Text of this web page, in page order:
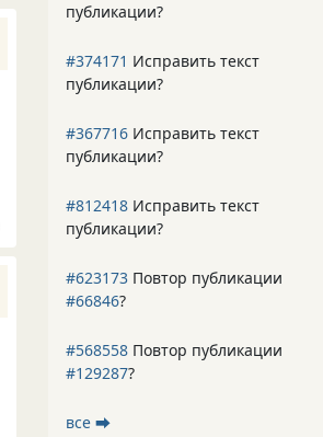
публикации?
#374171 Исправить текст
публикации?
#367716 Исправить текст
публикации?
#812418 Исправить текст
публикации?
#623173 Повтор публикации
#66846?
#568558 Повтор публикации
#129287?
все ⮕